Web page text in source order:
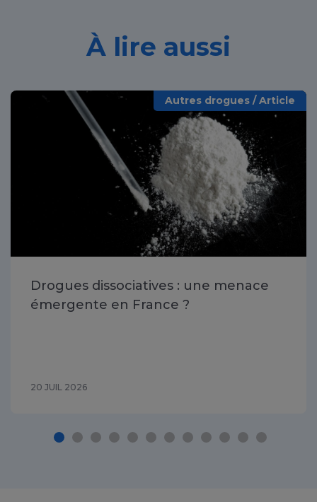
À lire aussi
Autres drogues / Article
Drogues dissociatives : une menace
émergente en France ?
20 JUIL 2026